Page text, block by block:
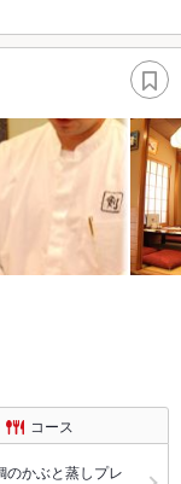
コース
のかぶと蒸しプレ